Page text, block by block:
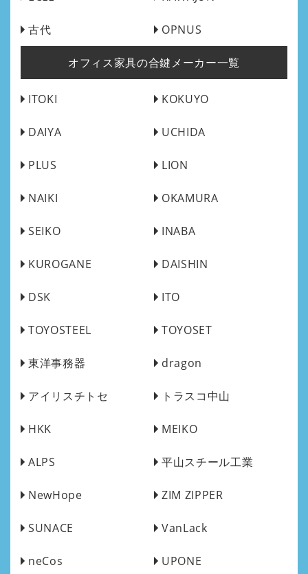
古代 OPNUS
オフィス家具の合鍵メーカー一覧
ITOKI KOKUYO
DAIYA UCHIDA
PLUS LION
NAIKI OKAMURA
SEIKO INABA
KUROGANE DAISHIN
DSK ITO
TOYOSTEEL TOYOSET
東洋事務器 dragon
アイリスチトセ トラスコ中山
HKK MEIKO
ALPS 平山スチール工業
NewHope ZIM ZIPPER
SUNACE VanLack
neCos UPONE